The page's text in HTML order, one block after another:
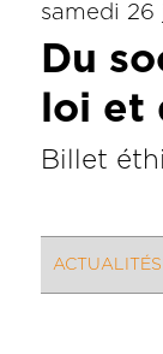
samedi 26
Du
loi et
Billet